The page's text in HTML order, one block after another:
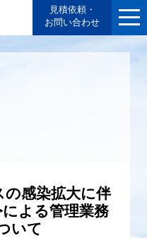
見積依頼・
お問い合わせ
感染拡大に伴
よる管理業務
いて